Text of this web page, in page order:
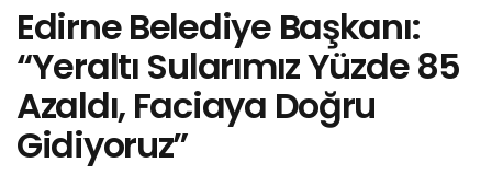
Edirne Belediye Başkanı:
“Yeraltı Sularımız Yüzde 85
Azaldı, Faciaya Doğru
Gidiyoruz”